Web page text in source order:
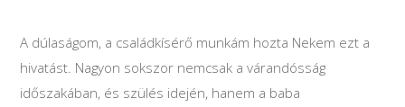
A dúlaságom, a családkísérő munkám hozta Nekem ezt a
hivatást. Nagyon sokszor nemcsak a várandósság
időszakában, és szülés idején, hanem a baba